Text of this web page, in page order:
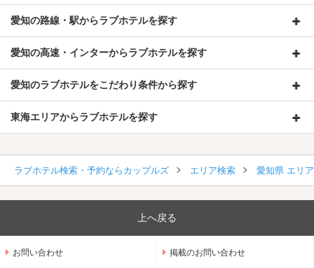
愛知の路線・駅からラブホテルを探す
愛知の高速・インターからラブホテルを探す
愛知のラブホテルをこだわり条件から探す
東海エリアからラブホテルを探す
ラブホテル検索・予約ならカップルズ エリア検索 愛知県 エリ
上へ戻る
お問い合わせ 掲載のお問い合わせ